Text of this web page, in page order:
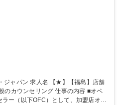
】【福島】店舗
リング 仕事の内容 ■オペ
ー（以下OFC）として、加盟店オー